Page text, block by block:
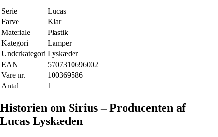
Serie
Lucas
Farve
Klar
Materiale
Plastik
Kategori
Lamper
Underkategori Lyskæder
EAN
5707310696002
Vare nr.
100369586
Antal
1
Historien om Sirius – Producenten af
Lucas Lyskæden